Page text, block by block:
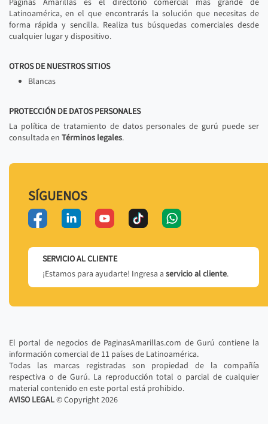
Latinoamérica, en el que encontrarás la solución que necesitas de
forma rápida y sencilla. Realiza tus búsquedas comerciales desde
cualquier lugar y dispositivo.
OTROS DE NUESTROS SITIOS
Blancas
PROTECCIÓN DE DATOS PERSONALES
La política de tratamiento de datos personales de gurú puede ser
consultada en Términos legales.
SÍGUENOS
SERVICIO AL CLIENTE
¡Estamos para ayudarte! Ingresa a servicio al cliente.
El portal de negocios de PaginasAmarillas.com de Gurú contiene la
información comercial de 11 países de Latinoamérica.
Todas las marcas registradas son propiedad de la compañía
respectiva o de Gurú. La reproducción total o parcial de cualquier
material contenido en este portal está prohibido.
AVISO LEGAL© Copyright2026